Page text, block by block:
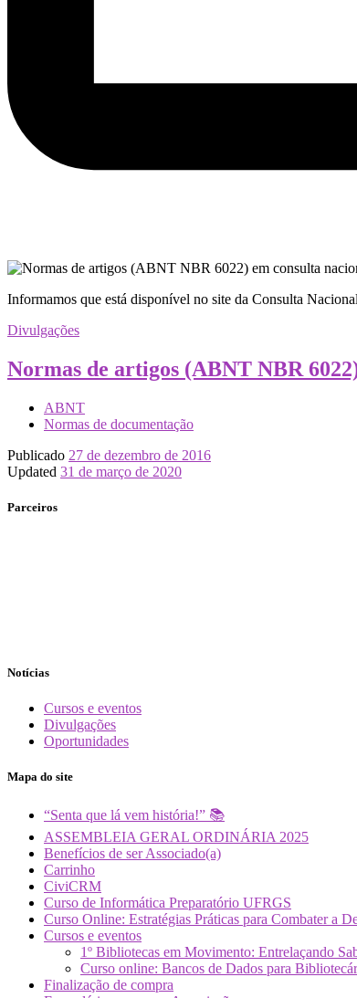
Informamos que está disponível no site da Consulta
Divulgações
Normas de artigos (ABNT NBR
ABNT
Normas de documentação
Publicado 27 de dezembro de 2016
Updated 31 de março de 2020
Parceiros
Notícias
Cursos e eventos
Divulgações
Oportunidades
Mapa do site
“Senta que lá vem história!” 📚
ASSEMBLEIA GERAL ORDINÁRIA 2025
Benefícios de ser Associado(a)
Carrinho
CiviCRM
Curso de Informática Preparatório UFRGS
Curso Online: Estratégias Práticas para Combater a
Cursos e eventos
1º Bibliotecas em Movimento: Entrelaçando
Curso online: Bancos de Dados para
Finalização de compra